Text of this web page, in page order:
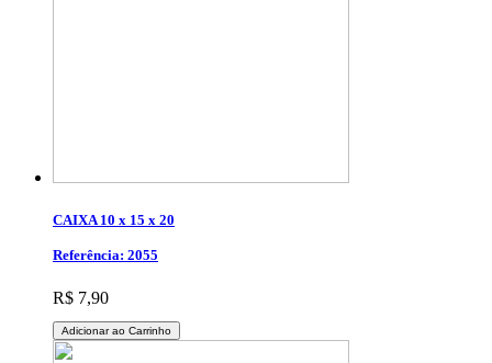
CAIXA 10 x 15 x 20
Referência: 2055
R$ 7,90
Adicionar ao Carrinho